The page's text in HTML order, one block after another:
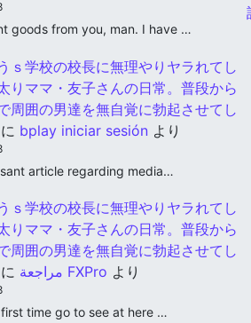
goods from you, man. I have …
ｓ学校の校長に無理やりヤラれてし
りママ・友子さんの日常。普段から
周囲の男達を無自覚に勃起させてし
に bplay iniciar sesión より
article regarding media…
ｓ学校の校長に無理やりヤラれてし
りママ・友子さんの日常。普段から
周囲の男達を無自覚に勃起させてし
に مراجعة FXPro より
time go to see at here …